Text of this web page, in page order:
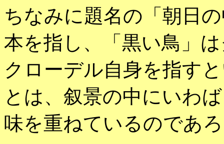
ちなみに題名の「朝日
本を指し、「黒い鳥」
クローデル自身を指す
とは、叙景の中にいわ
味を重ねているのであ